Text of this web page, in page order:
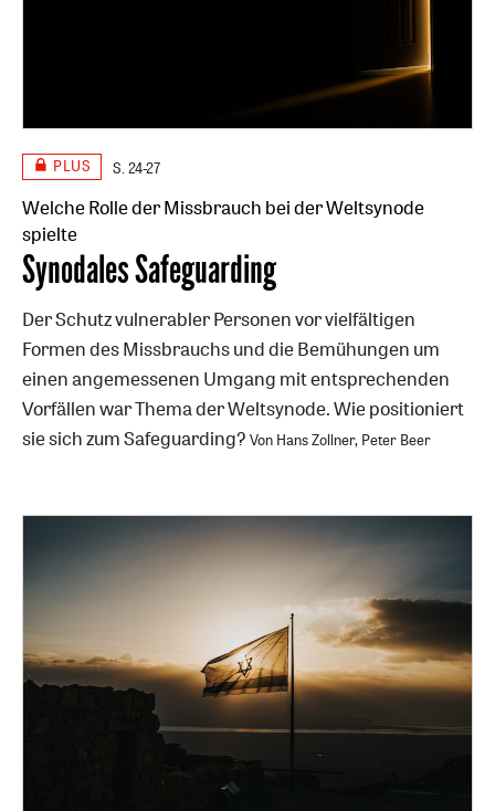
PLUS S. 24-27
Welche Rolle der Missbrauch bei der Weltsynode
spielte
:
Synodales Safeguarding
Der Schutz vulnerabler Personen vor vielfältigen
Formen des Missbrauchs und die Bemühungen um
einen angemessenen Umgang mit entsprechenden
Vorfällen war Thema der Weltsynode. Wie positioniert
sie sich zum Safeguarding? Von Hans Zollner, Peter Beer